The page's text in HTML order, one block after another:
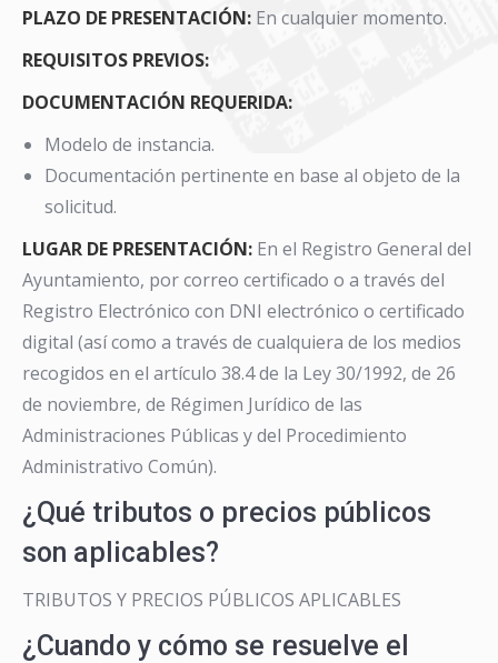
PLAZO DE PRESENTACIÓN: En cualquier momento.
REQUISITOS PREVIOS:
DOCUMENTACIÓN REQUERIDA:
Modelo de instancia.
Documentación pertinente en base al objeto de la
solicitud.
LUGAR DE PRESENTACIÓN: En el Registro General del
Ayuntamiento, por correo certificado o a través del
Registro Electrónico con DNI electrónico o certificado
digital (así como a través de cualquiera de los medios
recogidos en el artículo 38.4 de la Ley 30/1992, de 26
de noviembre, de Régimen Jurídico de las
Administraciones Públicas y del Procedimiento
Administrativo Común).
¿Qué tributos o precios públicos
son aplicables?
TRIBUTOS Y PRECIOS PÚBLICOS APLICABLES
¿Cuando y cómo se resuelve el